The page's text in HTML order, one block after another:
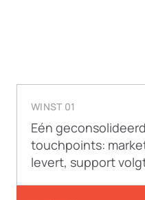
WINST 01
Eén
touchpoints:
levert, support